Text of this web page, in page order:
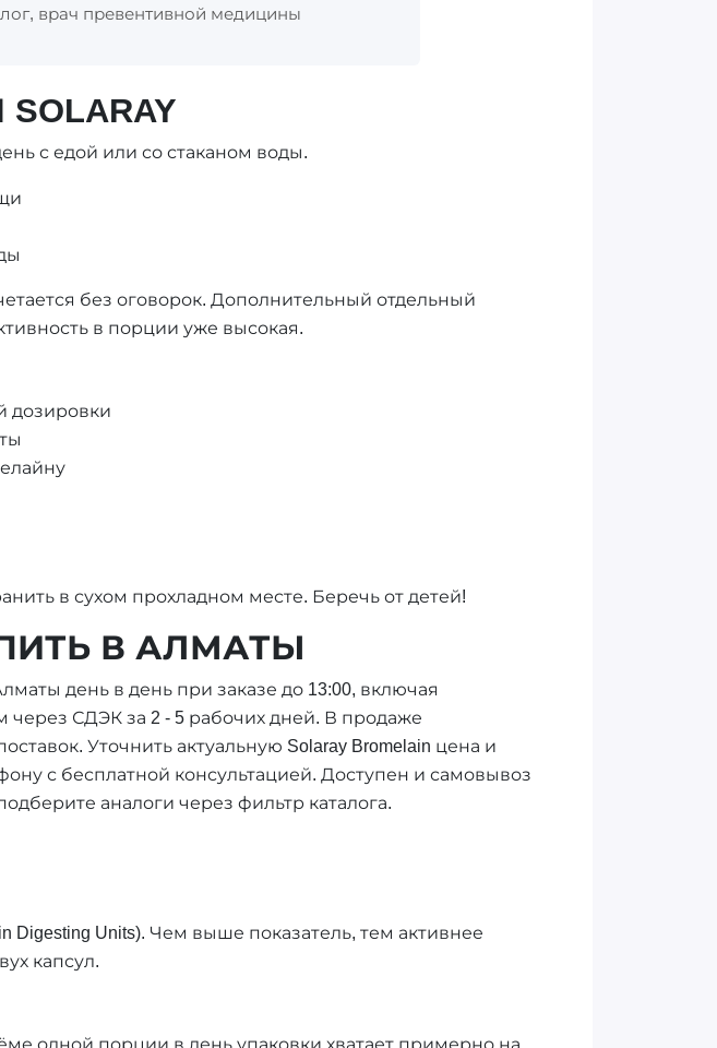
врач превентивной медицины
с едой или со стаканом воды.
без оговорок. Дополнительный отдельный
в порции уже высокая.
дозировки
в сухом прохладном месте. Беречь от детей!
В АЛМАТЫ
день в день при заказе до 13:00, включая
СДЭК за 2 - 5 рабочих дней. В продаже
Уточнить актуальную Solaray Bromelain цена и
с бесплатной консультацией. Доступен и самовывоз
аналоги через фильтр каталога.
Units). Чем выше показатель, тем активнее
капсул.
одной порции в день упаковки хватает примерно на